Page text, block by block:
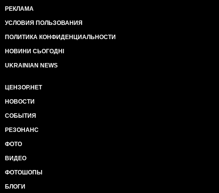
РЕКЛАМА
УСЛОВИЯ ПОЛЬЗОВАНИЯ
ПОЛИТИКА КОНФИДЕНЦИАЛЬНОСТИ
НОВИНИ СЬОГОДНІ
UKRAINIAN NEWS
ЦЕНЗОР.НЕТ
НОВОСТИ
СОБЫТИЯ
РЕЗОНАНС
ФОТО
ВИДЕО
ФОТОШОПЫ
БЛОГИ